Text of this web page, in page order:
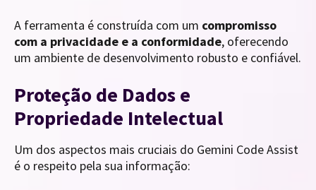
A ferramenta é construída com um compromisso
com a privacidade e a conformidade, oferecendo
um ambiente de desenvolvimento robusto e confiável.
Proteção de Dados e
Propriedade Intelectual
Um dos aspectos mais cruciais do Gemini Code Assist
é o respeito pela sua informação: